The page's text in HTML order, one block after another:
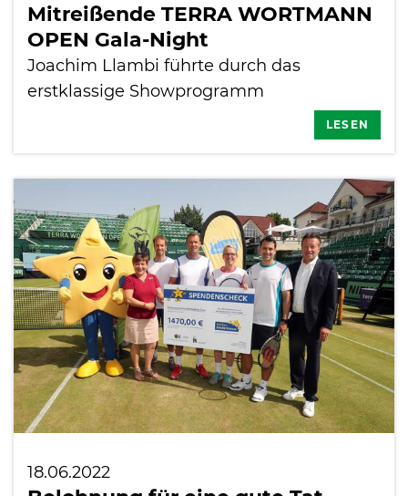
Mitreißende TERRA WORTMANN
OPEN Gala-Night
Joachim Llambi führte durch das
erstklassige Showprogramm
LESEN
18.06.2022